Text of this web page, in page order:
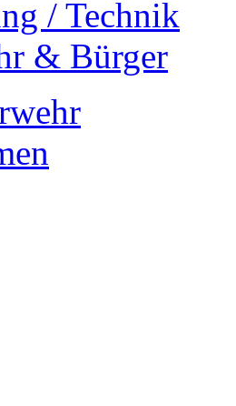
/ Technik
& Bürger